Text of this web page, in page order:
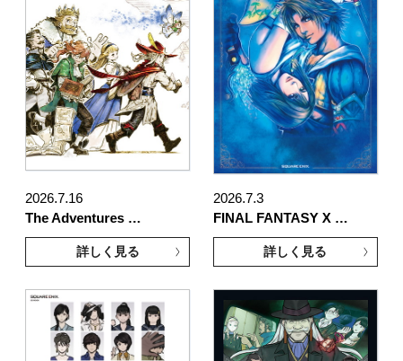
2026.7.16
The Adventures …
詳しく見る
2026.7.3
FINAL FANTASY X …
詳しく見る